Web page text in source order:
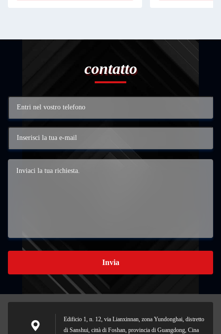
contatto
Invia
Edificio 1, n. 12, via Lianxinnan, zona Yundonghai, distretto
di Sanshui, città di Foshan, provincia di Guangdong, Cina